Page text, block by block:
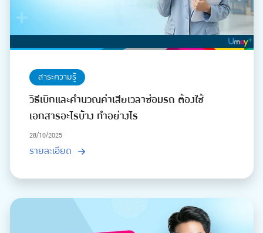
สาระความรู้
วิธีเบิกและคำนวณค่าเสียเวลาซ่อมรถ ต้องใช้
เอกสารอะไรบ้าง ทำอย่างไร
28/10/2025
รายละเอียด